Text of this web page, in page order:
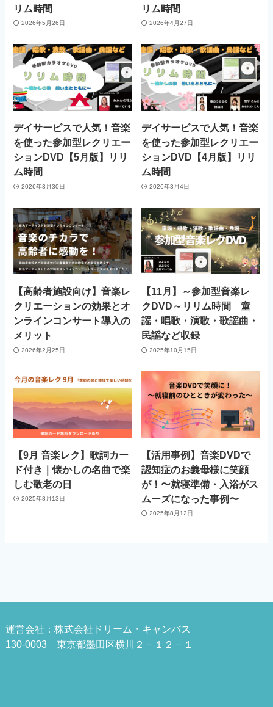
リム時間
2026年5月26日
リム時間
2026年4月27日
デイサービスで人気！音楽
を使った参加型レクリエー
ションDVD【5月版】リリ
ム時間
2026年3月30日
デイサービスで人気！音楽
を使った参加型レクリエー
ションDVD【4月版】リリ
ム時間
2026年3月4日
【高齢者施設向け】音楽レ
クリエーションの効果とオ
ンラインコンサート導入の
メリット
2026年2月25日
【11月】～参加型音楽レ
クDVD～リリム時間 童
謡・唱歌・演歌・歌謡曲・
民謡など収録
2025年10月15日
【9月 音楽レク】歌詞カー
ド付き｜懐かしの名曲で楽
しむ敬老の日
2025年8月13日
【活用事例】音楽DVDで
認知症のお義母様に笑顔
が！〜就寝準備・入浴がス
ムーズになった事例〜
2025年8月12日
運営会社：株式会社ドリーム・キャンバス
130-0003 東京都墨田区横川２－１２－１